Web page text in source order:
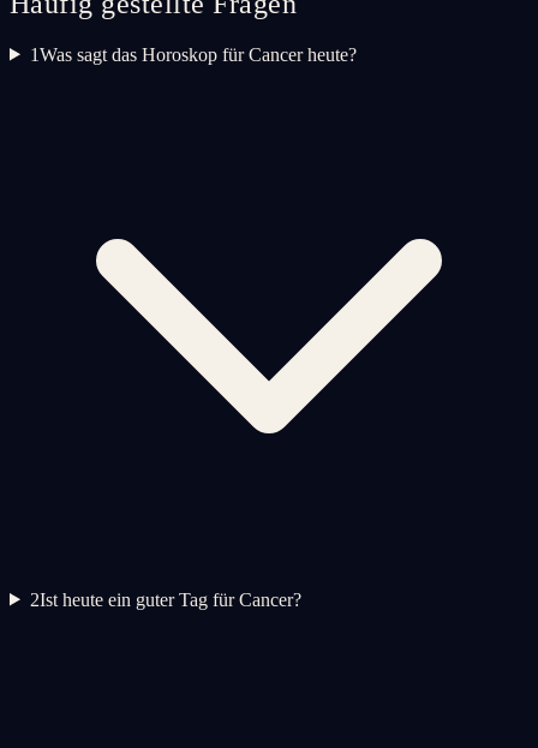
1Was sagt das Horoskop für Cancer heute?
2Ist heute ein guter Tag für Cancer?